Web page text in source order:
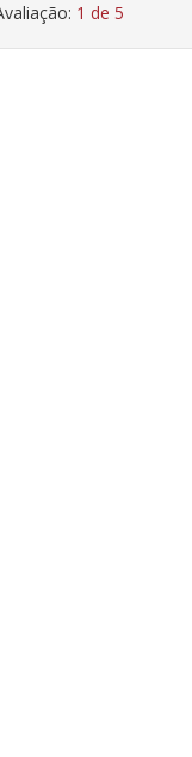
1 de 5